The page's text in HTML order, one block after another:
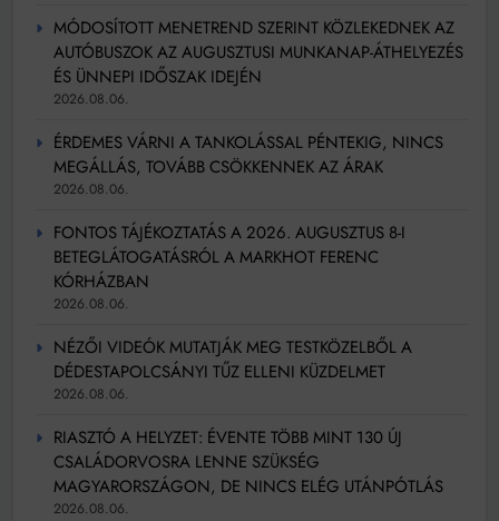
MÓDOSÍTOTT MENETREND SZERINT KÖZLEKEDNEK AZ
AUTÓBUSZOK AZ AUGUSZTUSI MUNKANAP-ÁTHELYEZÉS
ÉS ÜNNEPI IDŐSZAK IDEJÉN
2026.08.06.
ÉRDEMES VÁRNI A TANKOLÁSSAL PÉNTEKIG, NINCS
MEGÁLLÁS, TOVÁBB CSÖKKENNEK AZ ÁRAK
2026.08.06.
FONTOS TÁJÉKOZTATÁS A 2026. AUGUSZTUS 8-I
BETEGLÁTOGATÁSRÓL A MARKHOT FERENC
KÓRHÁZBAN
2026.08.06.
NÉZŐI VIDEÓK MUTATJÁK MEG TESTKÖZELBŐL A
DÉDESTAPOLCSÁNYI TŰZ ELLENI KÜZDELMET
2026.08.06.
RIASZTÓ A HELYZET: ÉVENTE TÖBB MINT 130 ÚJ
CSALÁDORVOSRA LENNE SZÜKSÉG
MAGYARORSZÁGON, DE NINCS ELÉG UTÁNPÓTLÁS
2026.08.06.